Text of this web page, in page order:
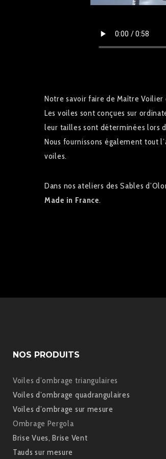
Notre savoir faire de Maître Voilier
Les voiles sont conçues sur
leur tailles sont déterminées lors
Nous fournissons également tout
voiles.
Dans nos ateliers des Sables
Made in France.
NOS PRODUITS
Voiles d’ombrage triangulaires
Voiles d’ombrage quadrangulaires
Voiles d’ombrage sur mesure
Ombrage Pergola
Brise Vues, Brise Vent
Tauds sur mesure